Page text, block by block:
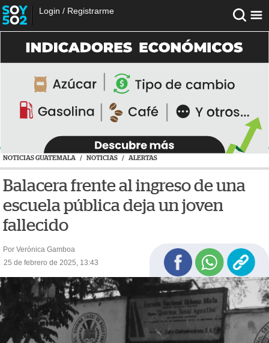
Login / Registrarme
NOTICIAS GUATEMALA / NOTICIAS / ALERTAS
Balacera frente al ingreso de una
escuela pública deja un joven
fallecido
Por Verónica Gamboa
25 de febrero de 2025, 13:43